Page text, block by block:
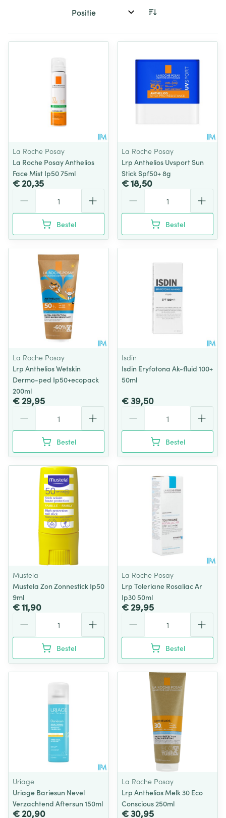
Sorteer op:
La Roche Posay
La Roche Posay Anthelios
Face Mist Ip50 75ml
€ 20,35
Bestel
La Roche Posay
Lrp Anthelios Uvsport Sun
Stick Spf50+ 8g
€ 18,50
Bestel
La Roche Posay
Lrp Anthelios Wetskin
Dermo-ped Ip50+ecopack
200ml
€ 29,95
Bestel
Isdin
Isdin Eryfotona Ak-fluid 100+
50ml
€ 39,50
Bestel
Mustela
Mustela Zon Zonnestick Ip50
9ml
€ 11,90
Bestel
La Roche Posay
Lrp Toleriane Rosaliac Ar
Ip30 50ml
€ 29,95
Bestel
Uriage
Uriage Bariesun Nevel
Verzachtend Aftersun 150ml
€ 20,90
La Roche Posay
Lrp Anthelios Melk 30 Eco
Conscious 250ml
€ 30,95